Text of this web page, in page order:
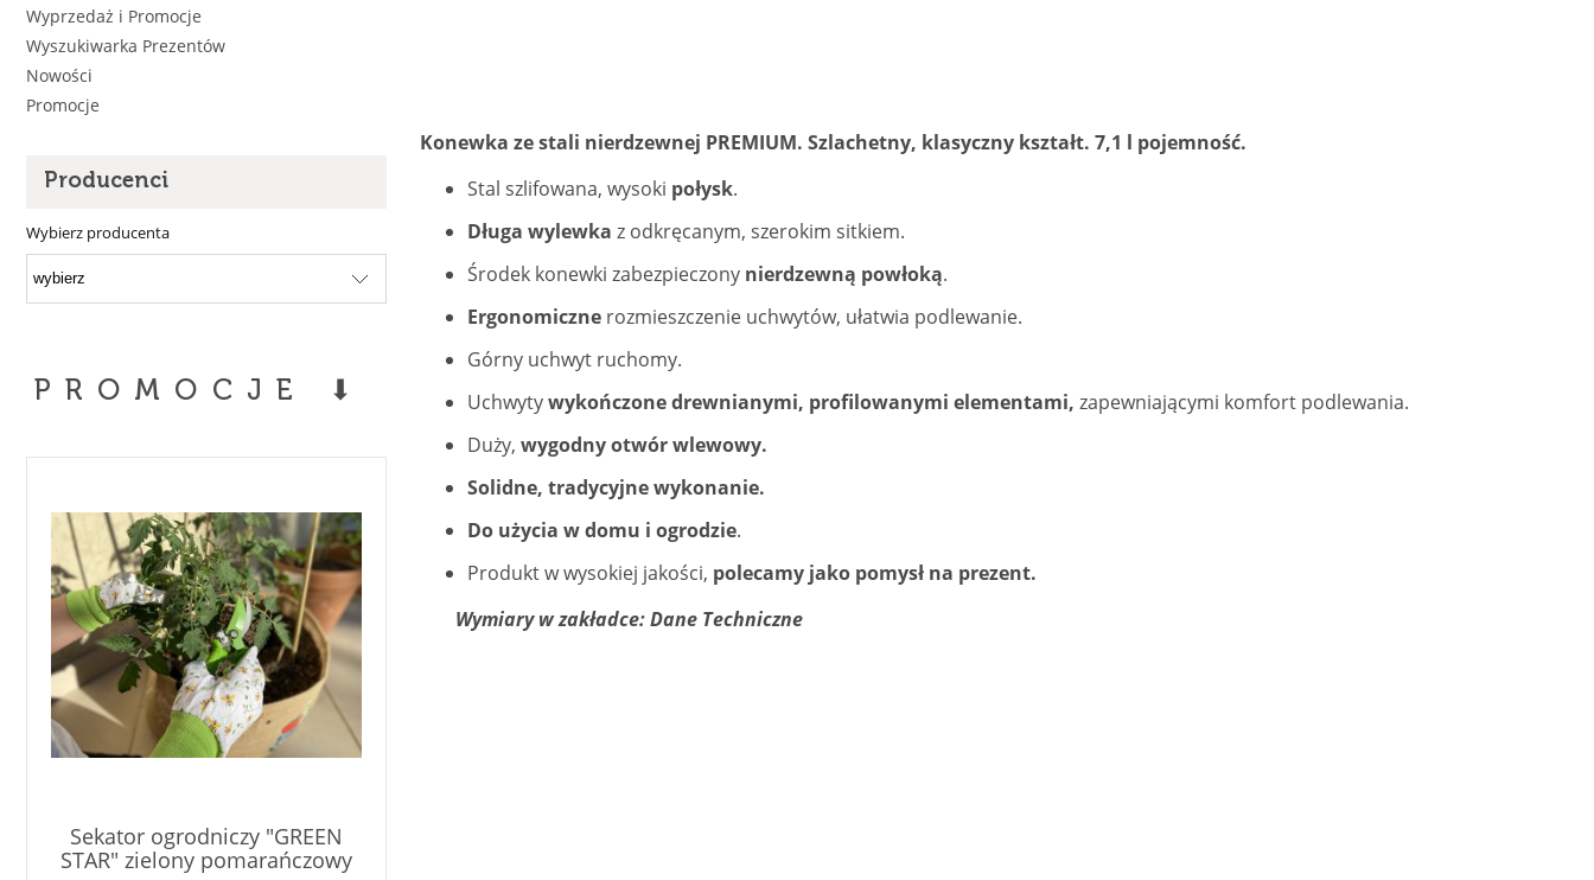
Wyprzedaż i Promocje
Wyszukiwarka Prezentów
Nowości
Promocje
Producenci
Wybierz producenta
PROMOCJE ⬇
Sekator ogrodniczy "GREEN
STAR" zielony pomarańczowy
Konewka ze stali nierdzewnej PREMIUM. Szlachetny, klasyczny kształt. 7,1 l pojemność.
Stal szlifowana, wysoki połysk.
Długa wylewka z odkręcanym, szerokim sitkiem.
Środek konewki zabezpieczony nierdzewną powłoką.
Ergonomiczne rozmieszczenie uchwytów, ułatwia podlewanie.
Górny uchwyt ruchomy.
Uchwytywykończone drewnianymi, profilowanymi elementami, zapewniającymi komfort podlewania.
Duży, wygodny otwór wlewowy.
Solidne, tradycyjne wykonanie.
Do użycia w domu i ogrodzie.
Produkt w wysokiej jakości, polecamy jako pomysł na prezent.
Wymiary w zakładce: Dane Techniczne